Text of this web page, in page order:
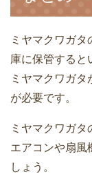
ミヤマクワガ
庫に保管すると
ミヤマクワガ
が必要です。
ミヤマクワガタ
エアコンや扇風
しょう。